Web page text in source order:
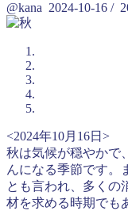
@kana 2024-10-16 /
<2024年10月16日>
秋は気候が穏やかで
んになる季節です。
とも言われ、多くの
材を求める時期でも